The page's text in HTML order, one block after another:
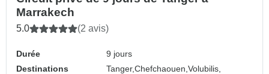
Marrakech
5.0 (2 avis)
Durée
9 jours
Destinations
Tanger,Chefchaouen,Volubilis,